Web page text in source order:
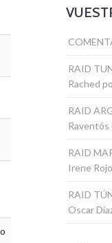
RAID
Rached
RAID
Raventós
RAID
Irene
RAID
Oscar